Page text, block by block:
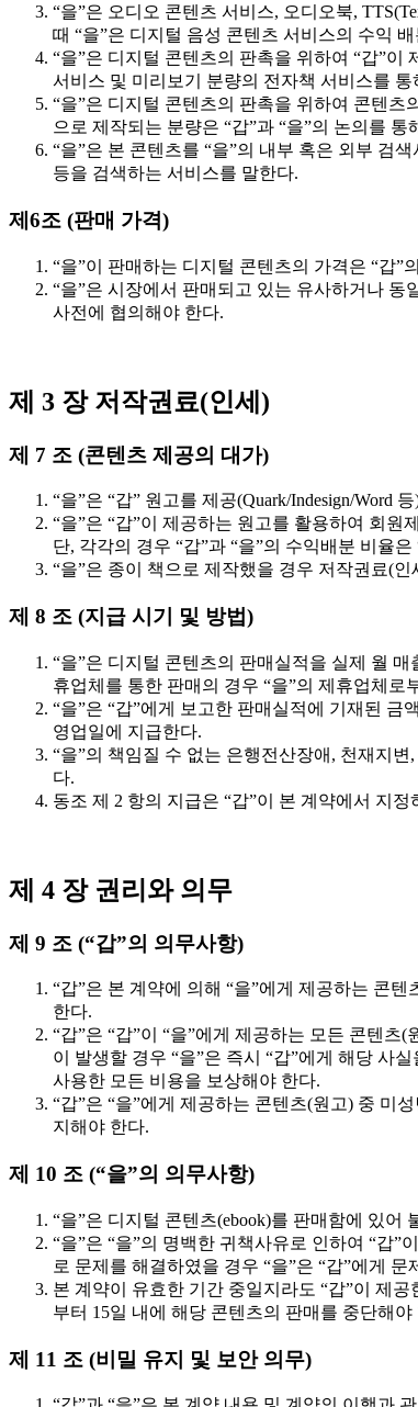
“을”은 오디오 콘텐츠 서비스, 오디오북,
때 “을”은 디지털 음성 콘텐츠 서비스의 수익
“을”은 디지털 콘텐츠의 판촉을 위하여 “갑”
서비스 및 미리보기 분량의 전자책 서비스를
“을”은 디지털 콘텐츠의 판촉을 위하여 콘텐
으로 제작되는 분량은 “갑”과 “을”의 논의를 통
“을”은 본 콘텐츠를 “을”의 내부 혹은 외부 검
등을 검색하는 서비스를 말한다.
제6조 (판매 가격)
“을”이 판매하는 디지털 콘텐츠의 가격은 “갑”
“을”은 시장에서 판매되고 있는 유사하거나 동
사전에 협의해야 한다.
제 3 장 저작권료(인세)
제 7 조 (콘텐츠 제공의 대가)
“을”은 “갑” 원고를 제공(Quark/Indesign/
“을”은 “갑”이 제공하는 원고를 활용하여 회
단, 각각의 경우 “갑”과 “을”의 수익배분 비율
“을”은 종이 책으로 제작했을 경우 저작권료(
제 8 조 (지급 시기 및 방법)
“을”은 디지털 콘텐츠의 판매실적을 실제 월
휴업체를 통한 판매의 경우 “을”의 제휴업체
“을”은 “갑”에게 보고한 판매실적에 기재된 금
영업일에 지급한다.
“을”의 책임질 수 없는 은행전산장애, 천재지
다.
동조 제 2 항의 지급은 “갑”이 본 계약에서 지
제 4 장 권리와 의무
제 9 조 (“갑”의 의무사항)
“갑”은 본 계약에 의해 “을”에게 제공하는 콘
한다.
“갑”은 “갑”이 “을”에게 제공하는 모든 콘텐츠
이 발생할 경우 “을”은 즉시 “갑”에게 해당 사
사용한 모든 비용을 보상해야 한다.
“갑”은 “을”에게 제공하는 콘텐츠(원고) 중 미
지해야 한다.
제 10 조 (“을”의 의무사항)
“을”은 디지털 콘텐츠(ebook)를 판매함에 있
“을”은 “을”의 명백한 귀책사유로 인하여 “갑”
로 문제를 해결하였을 경우 “을”은 “갑”에게
본 계약이 유효한 기간 중일지라도 “갑”이 제
부터 15일 내에 해당 콘텐츠의 판매를 중단해야
제 11 조 (비밀 유지 및 보안 의무)